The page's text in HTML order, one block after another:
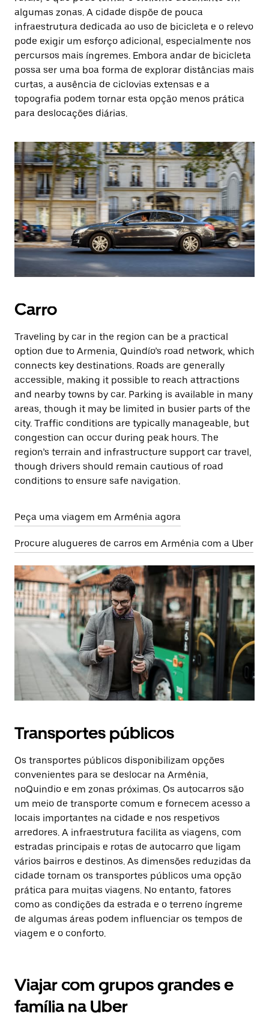
algumas zonas. A cidade dispõe de pouca
infraestrutura dedicada ao uso de bicicleta e o relevo
pode exigir um esforço adicional, especialmente nos
percursos mais íngremes. Embora andar de bicicleta
possa ser uma boa forma de explorar distâncias mais
curtas, a ausência de ciclovias extensas e a
topografia podem tornar esta opção menos prática
para deslocações diárias.
Carro
Traveling by car in the region can be a practical
option due to Armenia, Quindío’s road network, which
connects key destinations. Roads are generally
accessible, making it possible to reach attractions
and nearby towns by car. Parking is available in many
areas, though it may be limited in busier parts of the
city. Traffic conditions are typically manageable, but
congestion can occur during peak hours. The
region’s terrain and infrastructure support car travel,
though drivers should remain cautious of road
conditions to ensure safe navigation.
Peça uma viagem em Arménia agora
Procure alugueres de carros em Arménia com a Uber
Transportes públicos
Os transportes públicos disponibilizam opções
convenientes para se deslocar na Arménia,
noQuindio e em zonas próximas. Os autocarros são
um meio de transporte comum e fornecem acesso a
locais importantes na cidade e nos respetivos
arredores. A infraestrutura facilita as viagens, com
estradas principais e rotas de autocarro que ligam
vários bairros e destinos. As dimensões reduzidas da
cidade tornam os transportes públicos uma opção
prática para muitas viagens. No entanto, fatores
como as condições da estrada e o terreno íngreme
de algumas áreas podem influenciar os tempos de
viagem e o conforto.
Viajar com grupos grandes e
família na Uber